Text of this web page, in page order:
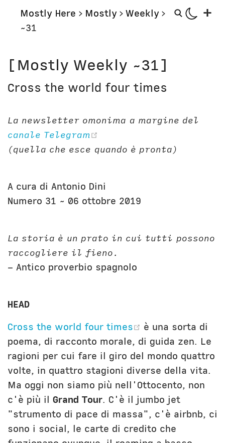
Mostly Here > Mostly > Weekly >
~31
+
Mostly
Mostly Friends
Mostly Weekly
Storie
Aerei
Orologi
Il Culto della Mela
Narrazioni
Digito Ergo Sum
Domenica Internet
Corsi
Civica Scuola
Bio
English Bio
[Mostly Weekly ~31]
Cross the world four times
La newsletter omonima a margine del
canale Telegram
(quella che esce quando è pronta)
A cura di Antonio Dini
Numero 31 ~ 06 ottobre 2019
La storia è un prato in cui tutti possono
raccogliere il fieno.
– Antico proverbio spagnolo
HEAD
Cross the world four times
(opens new
è una sorta di
poema, di racconto morale, di guida zen. Le
ragioni per cui fare il giro del mondo quattro
volte, in quattro stagioni diverse della vita.
Ma oggi non siamo più nell'Ottocento, non
c'è più il Grand Tour. C'è il jumbo jet
"strumento di pace di massa", c'è airbnb, ci
sono i social, le carte di credito che